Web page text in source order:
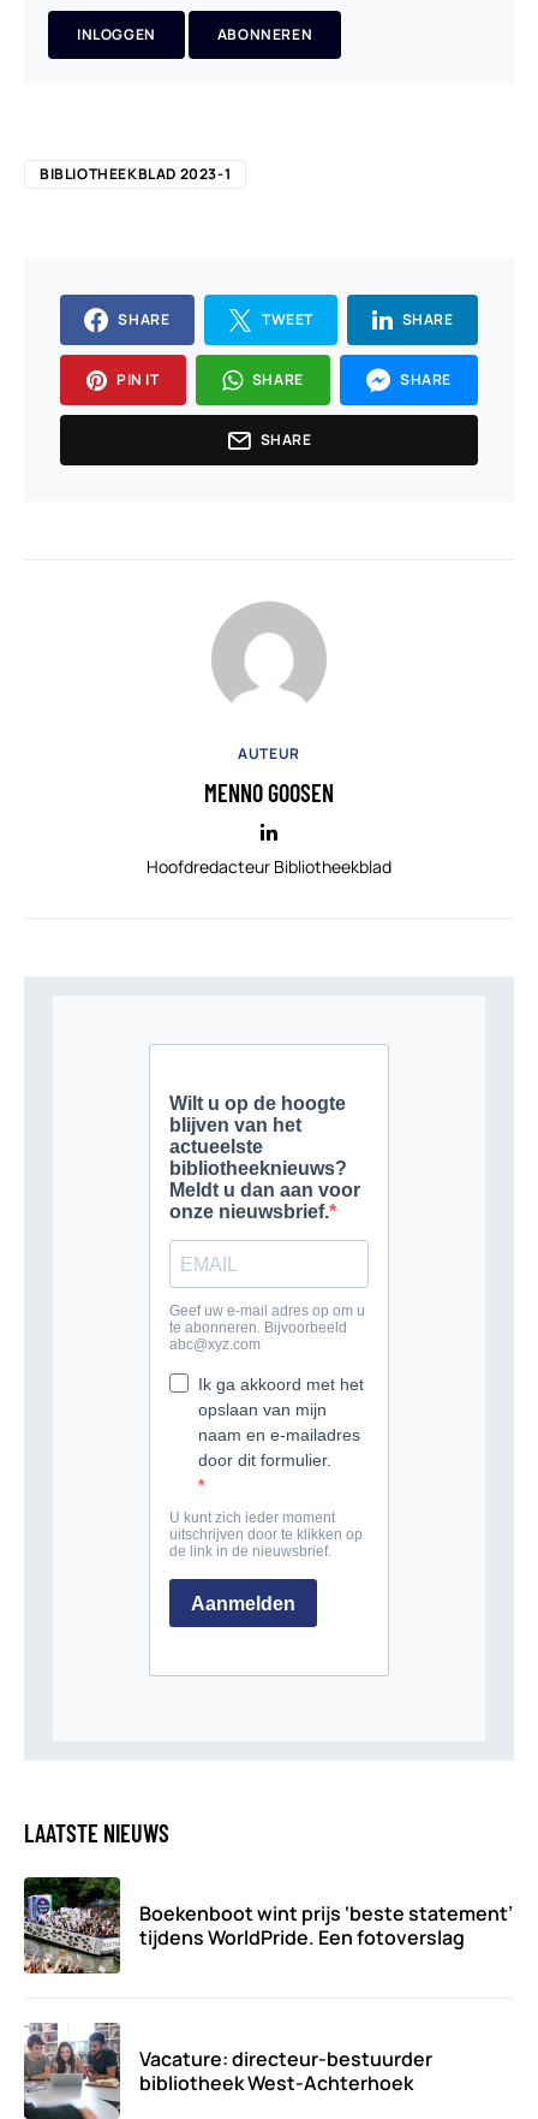
INLOGGEN ABONNEREN
BIBLIOTHEEKBLAD 2023-1
SHARE TWEET SHARE
PIN IT SHARE SHARE
SHARE
AUTEUR
MENNO GOOSEN
Hoofdredacteur Bibliotheekblad
LAATSTE NIEUWS
Boekenboot wint prijs ‘beste statement’
tijdens WorldPride. Een fotoverslag
Vacature: directeur-bestuurder
bibliotheek West-Achterhoek